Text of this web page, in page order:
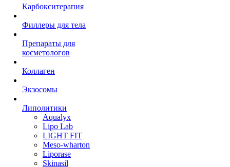
Карбокситерапия
Филлеры для тела
Препараты для
косметологов
Коллаген
Экзосомы
Липолитики
Aqualyx
Lipo Lab
LIGHT FIT
Meso-wharton
Liporase
Skinasil